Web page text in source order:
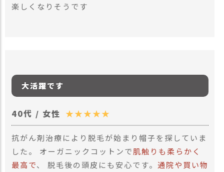
楽しくなりそうです
大活躍です
40代 / 女性 ★★★★★
抗がん剤治療により脱毛が始まり帽子を探していま
した。 オーガニックコットンで肌触りも柔らかく
最高で、 脱毛後の頭皮にも安心です。 通院や買い物